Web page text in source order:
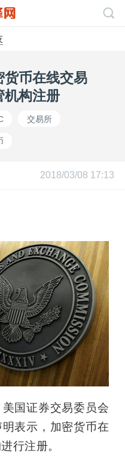
货币在线交易
机构注册
交易所
2018/03/08 17:13
国证券交易委员会
明表示，加密货币在
行注册。